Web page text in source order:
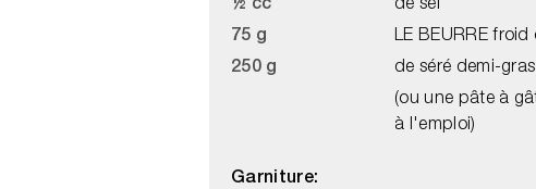
½ cc
de sel
75 g
LE BEURRE
250 g
de séré demi-gras
(ou une pâte à
à l'emploi)
Garniture: